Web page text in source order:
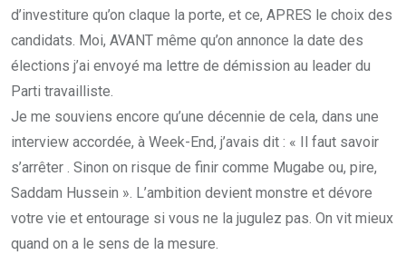
d’investiture qu’on claque la porte, et ce, APRES le choix des
candidats. Moi, AVANT même qu’on annonce la date des
élections j’ai envoyé ma lettre de démission au leader du
Parti travailliste.
Je me souviens encore qu’une décennie de cela, dans une
interview accordée, à Week-End, j’avais dit : « Il faut savoir
s’arrêter . Sinon on risque de finir comme Mugabe ou, pire,
Saddam Hussein ». L’ambition devient monstre et dévore
votre vie et entourage si vous ne la jugulez pas. On vit mieux
quand on a le sens de la mesure.